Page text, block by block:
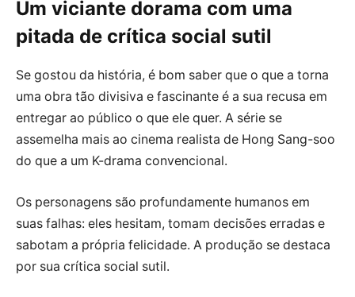
Um viciante dorama com uma
pitada de crítica social sutil
Se gostou da história, é bom saber que o que a torna
uma obra tão divisiva e fascinante é a sua recusa em
entregar ao público o que ele quer. A série se
assemelha mais ao cinema realista de Hong Sang-soo
do que a um K-drama convencional.
Os personagens são profundamente humanos em
suas falhas: eles hesitam, tomam decisões erradas e
sabotam a própria felicidade. A produção se destaca
por sua crítica social sutil.